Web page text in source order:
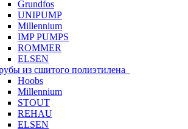
Grundfos
UNIPUMP
Millennium
IMP PUMPS
ROMMER
ELSEN
из сшитого полиэтилена
Hoobs
Millennium
STOUT
REHAU
ELSEN